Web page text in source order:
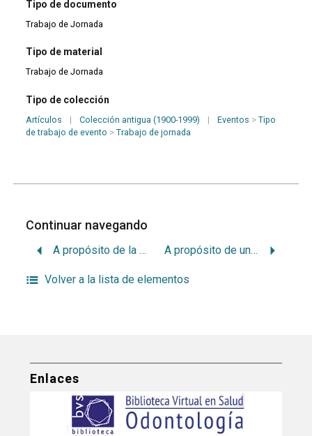
Tipo de documento
Trabajo de Jornada
Tipo de material
Trabajo de Jornada
Tipo de colección
Artículos | Colección antigua (1900-1999) | Eventos >Tipo
de trabajo de evento >Trabajo de jornada
Continuar navegando
A propósito de la investigación en materias básicas A propósito de un caso de lesiones blancas en bucofaringe
Volver a la lista de elementos
Enlaces